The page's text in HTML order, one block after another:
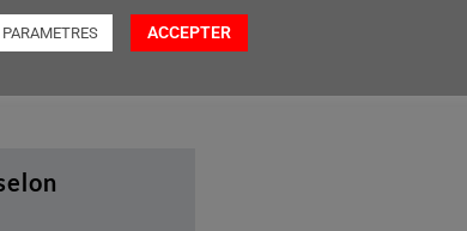
61960
PARAMETRES ACCEPTER